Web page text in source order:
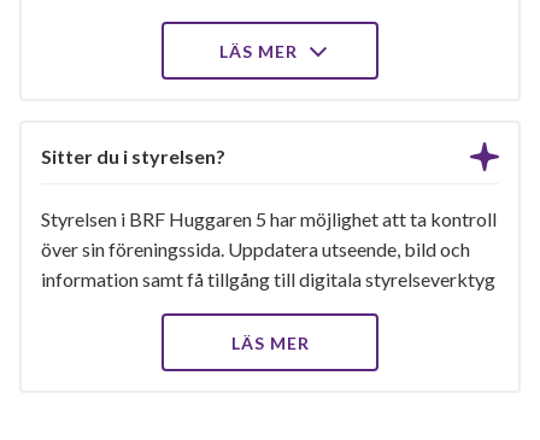
LÄS MER
Sitter du i styrelsen?
Styrelsen i BRF Huggaren 5 har möjlighet att ta kontroll
över sin föreningssida. Uppdatera utseende, bild och
information samt få tillgång till digitala styrelseverktyg
LÄS MER